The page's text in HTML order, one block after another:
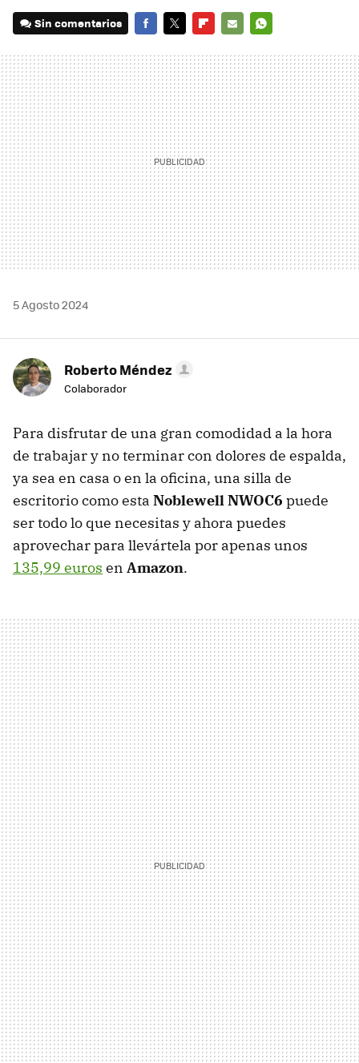
Sin comentarios
MAIL
5 Agosto 2024
Roberto Méndez
Colaborador
Para disfrutar de una gran comodidad a la hora
de trabajar y no terminar con dolores de espalda,
ya sea en casa o en la oficina, una silla de
escritorio como esta Noblewell NWOC6 puede
ser todo lo que necesitas y ahora puedes
aprovechar para llevártela por apenas unos
135,99 euros en Amazon.